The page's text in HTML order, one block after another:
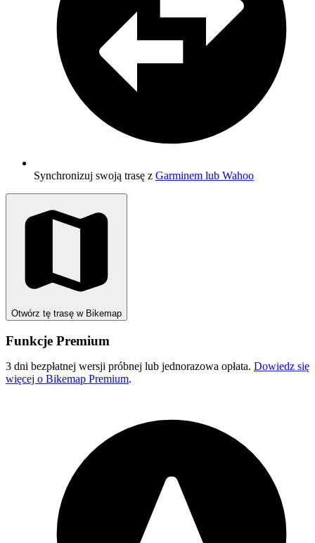
Synchronizuj swoją trasę z Garminem lub Wahoo
Otwórz tę trasę w Bikemap
Funkcje Premium
3 dni bezpłatnej wersji próbnej lub jednorazowa opłata. Dowiedz się
więcej o Bikemap Premium.